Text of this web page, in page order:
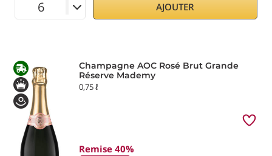
AJOUTER
Champagne AOC Rosé Brut Grande
Réserve Mademy
0,75 ℓ
Remise 40%